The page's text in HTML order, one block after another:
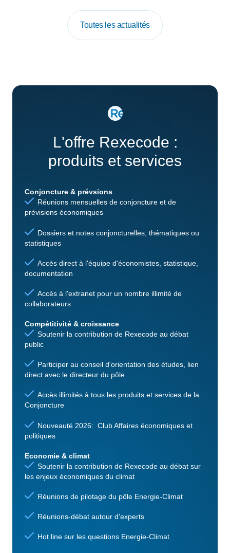
Toutes les actualités
L'offre Rexecode :
produits et services
Conjoncture & prévsions
Réunions mensuelles de conjoncture et de
prévisions économiques
Dossiers et notes conjoncturelles, thématiques ou
statistiques
Accès direct à l'équipe d'économistes, statistique,
documentation
Accès à l'extranet pour un nombre illimité de
collaborateurs
Compétitivité & croissance
Soutenir la contribution de Rexecode au débat
public
Participer au conseil d'orientation des études, lien
direct avec le directeur du pôle
Accès illimités à tous les produits et services de la
Conjoncture
Nouveauté 2026: Club Affaires économiques et
politiques
Economie & climat
Soutenir la contribution de Rexecode au débat sur
les enjeux économiques du climat
Réunions de pilotage du pôle Energie-Climat
Réunions-débat autour d'experts
Hot line sur les questions Energie-Climat